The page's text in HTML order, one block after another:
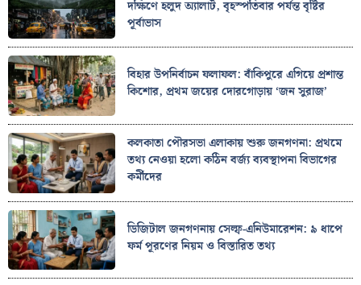
দক্ষিণে হলুদ অ্যালার্ট, বৃহস্পতিবার পর্যন্ত বৃষ্টির
পূর্বাভাস
বিহার উপনির্বাচন ফলাফল: বাঁকিপুরে এগিয়ে প্রশান্ত
কিশোর, প্রথম জয়ের দোরগোড়ায় ‘জন সুরাজ’
কলকাতা পৌরসভা এলাকায় শুরু জনগণনা: প্রথমে
তথ্য নেওয়া হলো কঠিন বর্জ্য ব্যবস্থাপনা বিভাগের
কর্মীদের
ডিজিটাল জনগণনায় সেল্ফ-এনিউমারেশন: ৯ ধাপে
ফর্ম পূরণের নিয়ম ও বিস্তারিত তথ্য